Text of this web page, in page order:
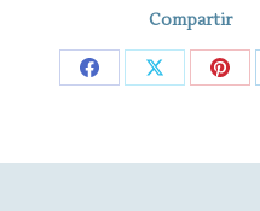
Compartir
Share Share